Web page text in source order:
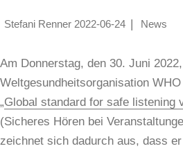
Stefani Renner 2022-06-24 News
Am Donnerstag, den 30. Juni
Weltgesundheitsorganisation
„Global standard for safe listening
(Sicheres Hören bei
zeichnet sich dadurch aus, dass